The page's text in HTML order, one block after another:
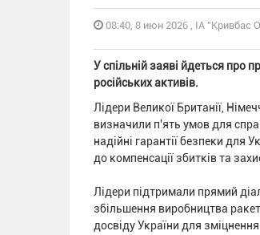
08:40, 8 июн 2026 , ІА "Кривбас
У спільній заяві йдеться про
російських активів.
Лідери Великої Британії,
визначили п'ять умов для
надійні гарантії безпеки для
до компенсації збитків та
Лідери підтримали прямий
збільшення виробництва
досвіду України для